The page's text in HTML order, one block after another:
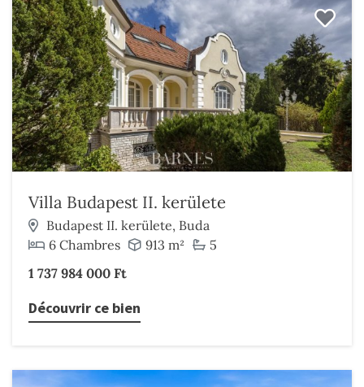
Villa Budapest II. kerülete
Budapest II. kerülete, Buda
6 Chambres
913 m²
5
1 737 984 000 Ft
Découvrir ce bien